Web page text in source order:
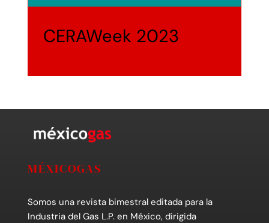
CERAWeek 2023
MÉXICOGAS
Somos una revista bimestral editada para la
Industria del Gas L.P. en México, dirigida